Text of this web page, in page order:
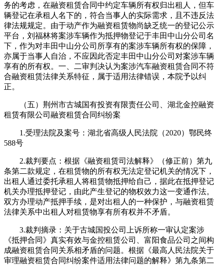
务的考虑，在融资租赁合同中约定车辆所有权归出租人，但车
辆登记在承租人名下的，符合当事人的实际需求，且不违反法
律法规规定。由于动产作为融资租赁物尚缺乏统一的登记公示
平台，刘福林将案涉车辆作为抵押物登记于丰田中山分公司名
下，作为对丰田中山分公司所享有的案涉车辆所有权的保障，
亦属于当事人自治，不应因此否定丰田中山分公司对案涉车辆
享有的所有权。一、二审判决认为案涉汽车融资租赁合同不符
合融资租赁法律关系特征，属于适用法律错误，本院予以纠
正。
（五）荆州市古城国有投资有限责任公司、湖北金控融资
租赁有限公司融资租赁合同纠纷案
1.受理法院及案号：湖北省高级人民法院（2020）鄂民终
588号
2.裁判要点：根据《融资租赁司法解释》（修正前）第九
条第二款规定，在租赁物的所有权无法定登记机关的情况下，
出租人通过委托承租人将租赁物抵押给自己，据此在抵押登记
机关办理抵押登记，由此产生登记的物权效力这一变通作法。
双方办理动产抵押手续，是对出租人的一种保护，与融资租赁
法律关系中出租人对租赁物享有所有权并不矛盾。
3.裁判摘录：关于古城国投公司上诉所称一审认定案涉
《抵押合同》真实有效与金控租赁公司、富阳食品公司之间构
成融资租赁合同关系相矛盾的问题。根据《最高人民法院关于
审理融资租赁合同纠纷案件适用法律问题的解释》第九条第二